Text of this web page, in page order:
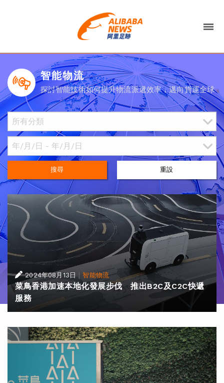
智能物流
探討智能技術如何提升物流派遞效率，邁向貨運全球
搜尋 重設
2024年08月13日 |智能物流
菜鳥香港加速本地化發展步伐 推出B2C及C2C快遞
服務